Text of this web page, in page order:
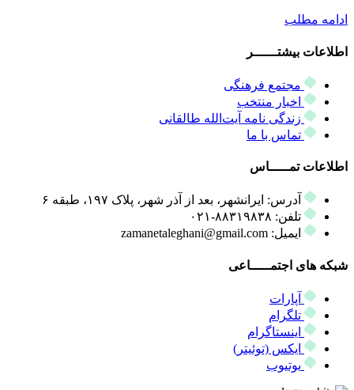
ادامه مطلب
اطلاعات بیشتــــــر
مجتمع فرهنگی
اخبار منتخب
زندگی نامه آیت‌الله طالقانی
تماس با ما
اطلاعات تمـــــاس
آدرس: ایرانشهر، بعد از آذر شهر، پلاک ۱۹۷، طبقه ۶
تلفن: ۸۸۳۱۹۸۳۸-۰۲۱
ایمیل: zamanetaleghani@gmail.com
شبکه های اجتمـــــاعی
آپارات
تلگرام
اینستاگرام
ایکس (توئیتر)
یوتیوب